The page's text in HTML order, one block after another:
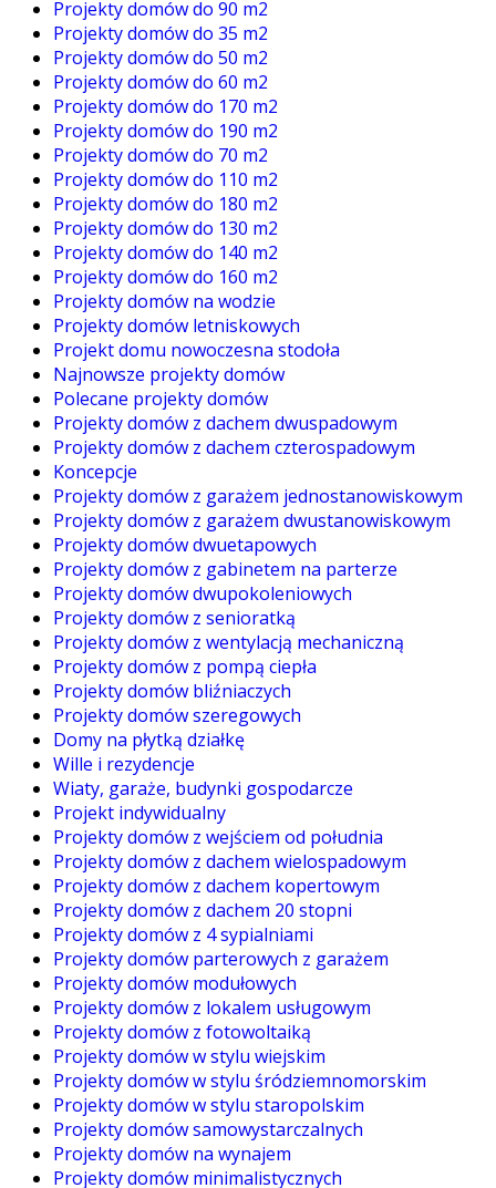
Projekty domów do 90 m2
Projekty domów do 35 m2
Projekty domów do 50 m2
Projekty domów do 60 m2
Projekty domów do 170 m2
Projekty domów do 190 m2
Projekty domów do 70 m2
Projekty domów do 110 m2
Projekty domów do 180 m2
Projekty domów do 130 m2
Projekty domów do 140 m2
Projekty domów do 160 m2
Projekty domów na wodzie
Projekty domów letniskowych
Projekt domu nowoczesna stodoła
Najnowsze projekty domów
Polecane projekty domów
Projekty domów z dachem dwuspadowym
Projekty domów z dachem czterospadowym
Koncepcje
Projekty domów z garażem jednostanowiskowym
Projekty domów z garażem dwustanowiskowym
Projekty domów dwuetapowych
Projekty domów z gabinetem na parterze
Projekty domów dwupokoleniowych
Projekty domów z senioratką
Projekty domów z wentylacją mechaniczną
Projekty domów z pompą ciepła
Projekty domów bliźniaczych
Projekty domów szeregowych
Domy na płytką działkę
Wille i rezydencje
Wiaty, garaże, budynki gospodarcze
Projekt indywidualny
Projekty domów z wejściem od południa
Projekty domów z dachem wielospadowym
Projekty domów z dachem kopertowym
Projekty domów z dachem 20 stopni
Projekty domów z 4 sypialniami
Projekty domów parterowych z garażem
Projekty domów modułowych
Projekty domów z lokalem usługowym
Projekty domów z fotowoltaiką
Projekty domów w stylu wiejskim
Projekty domów w stylu śródziemnomorskim
Projekty domów w stylu staropolskim
Projekty domów samowystarczalnych
Projekty domów na wynajem
Projekty domów minimalistycznych